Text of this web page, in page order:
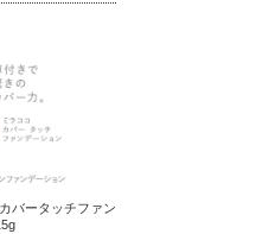
バータッチファン